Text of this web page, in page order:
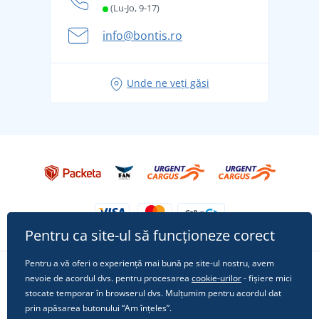
și în siguranță
Aventura de vară începe cu bagajul - pregătiți-vă
pentru vacanță fără griji
Tricoul preferat City în rol principal: ținute pentru
(Lu-Jo, 9-17)
info@bontis.ro
Unde ne veți găsi
Urmărește-ne pe rețelele sociale
Pentru ca site-ul să funcționeze corect
Pentru a vă oferi o experiență mai bună pe site-ul nostru, avem
nevoie de acordul dvs. pentru procesarea cookie-urilor- fișiere mici
stocate temporar în browserul dvs. Mulțumim pentru acordul dat
prin apăsarea butonului “Am înțeles”.